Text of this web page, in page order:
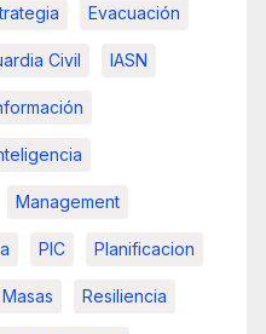
Evacuación
Civil IASN
Management
PIC Planificacion
Resiliencia